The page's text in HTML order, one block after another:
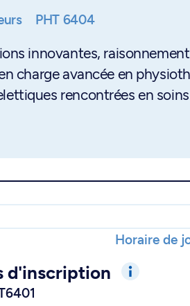
PHT 6404
innovantes,
charge avancée en
rencontrées en
Horaire de
d'inscription